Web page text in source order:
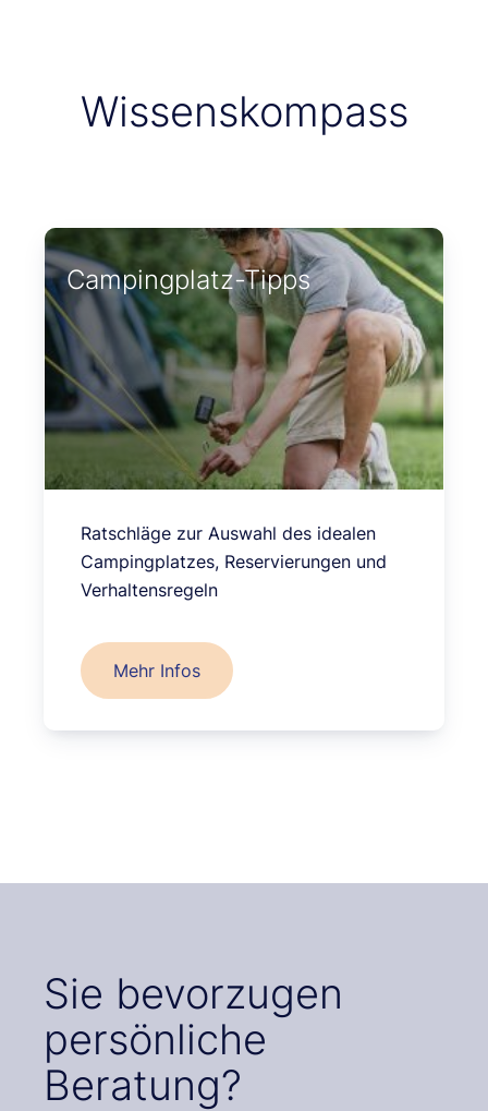
Wissenskompass
Campingplatz-Tipps
Ratschläge zur Auswahl des idealen
Campingplatzes, Reservierungen und
Verhaltensregeln
Mehr Infos
Sie bevorzugen
persönliche
Beratung?